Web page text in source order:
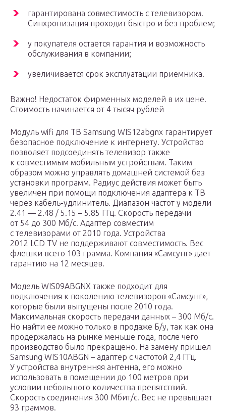
гарантирована совместимость с телевизором.
Синхронизация проходит быстро и без проблем;
у покупателя остается гарантия и возможность
обслуживания в компании;
увеличивается срок эксплуатации приемника.
Важно! Недостаток фирменных моделей в их цене.
Стоимость начинается от 4 тысяч рублей
Модуль wifi для ТВ Samsung WIS12abgnx гарантирует
безопасное подключение к интернету. Устройство
позволяет подсоединять телевизор также
к совместимым мобильным устройствам. Таким
образом можно управлять домашней системой без
установки программ. Радиус действия может быть
увеличен при помощи подключения адаптера к ТВ
через кабель-удлинитель. Диапазон частот у модели
2.41 — 2.48 / 5.15 – 5.85 ГГц. Скорость передачи
от 54 до 300 Мб/с. Адаптер совместим
с телевизорами от 2010 года. Устройства
2012 LCD TV не поддерживают совместимость. Вес
флешки всего 103 грамма. Компания «Самсунг» дает
гарантию на 12 месяцев.
Модель WIS09ABGNX также подходит для
подключения к поколению телевизоров «Самсунг»,
которые были выпущены после 2010 года.
Максимальная скорость передачи данных – 300 Мб/с.
Но найти ее можно только в продаже Б/у, так как она
продержалась на рынке меньше года, после чего
производство было прекращено. На замену пришел
Samsung WIS10ABGN – адаптер с частотой 2,4 ГГц.
У устройства внутренняя антенна, его можно
использовать в помещении до 100 метров при
условии небольшого количества препятствий.
Скорость соединения 300 Мбит/с. Вес не превышает
93 граммов.